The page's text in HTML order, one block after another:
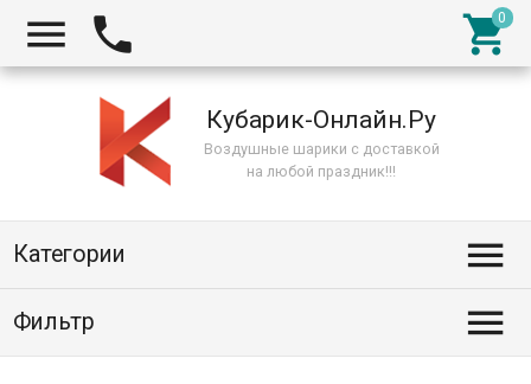
  
Кубарик-Онлайн.Ру
Воздушные шарики с доставкой
на любой праздник!!!
Категории 
Фильтр 